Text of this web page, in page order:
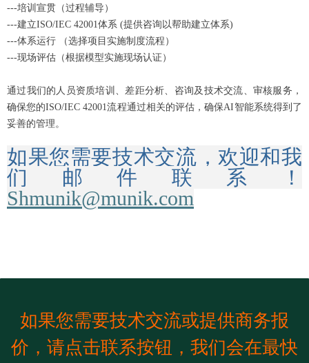
---培训宣贯（过程辅导）
---建立ISO/IEC 42001体系 (提供咨询以帮助建立体系)
---体系运行 （选择项目实施制度流程）
---现场评估（根据模型实施现场认证）
通过我们的人员资质培训、差距分析、咨询及技术交流、审核服务，
确保您的ISO/IEC 42001流程通过相关的评估，确保AI智能系统得到了
妥善的管理。
如果您需要技术交流，欢迎和我
们邮件联系！
Shmunik@munik.com
如果您需要技术交流或提供商务报
价，请点击联系按钮，我们会在最快